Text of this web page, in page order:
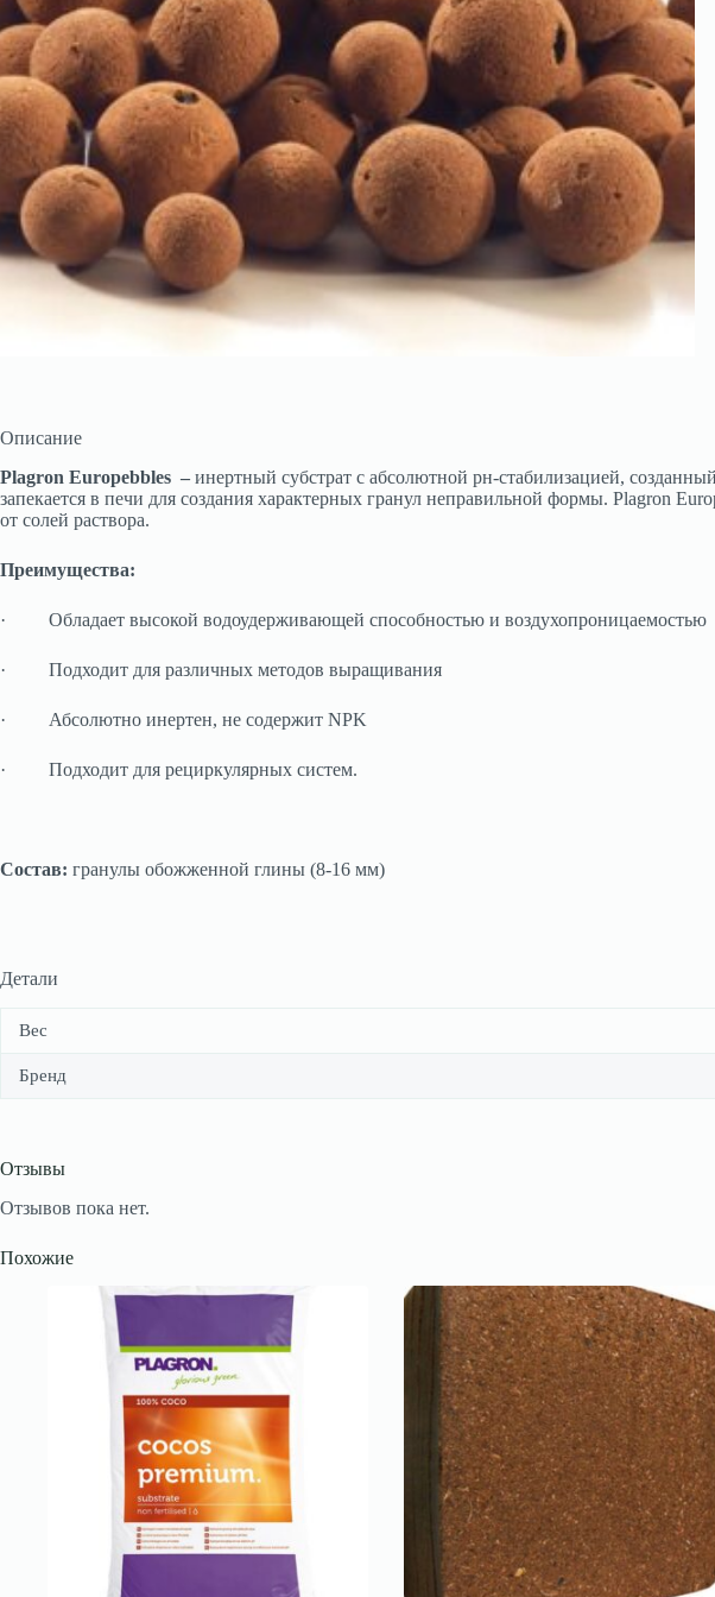
Описание
Plagron Europebbles – инертный субстрат с абсолютной рн-стабилизацией,
запекается в печи для создания характерных гранул неправильной формы. Plagron
от солей раствора.
Преимущества:
· Обладает высокой водоудерживающей способностью и воздухопроницаемостью
· Подходит для различных методов выращивания
· Абсолютно инертен, не содержит NPK
· Подходит для рециркулярных систем.
Состав: гранулы обожженной глины (8-16 мм)
Детали
Вес
Бренд
Отзывы
Отзывов пока нет.
Похожие